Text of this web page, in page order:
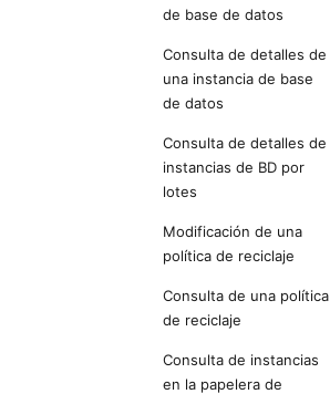
de base de datos
Consulta de detalles de
una instancia de base
de datos
Consulta de detalles de
instancias de BD por
lotes
Modificación de una
política de reciclaje
Consulta de una política
de reciclaje
Consulta de instancias
en la papelera de